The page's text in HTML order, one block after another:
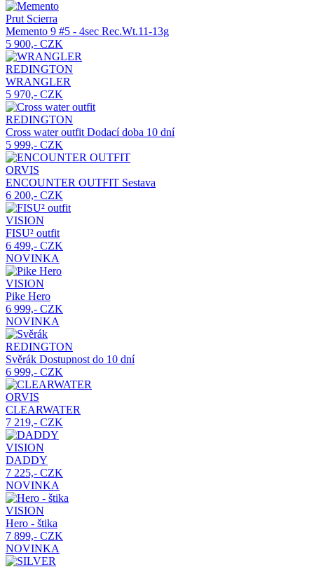
Prut Scierra
Memento 9 #5 - 4sec Rec.Wt.11-13g
5 900,- CZK
REDINGTON
WRANGLER
5 970,- CZK
REDINGTON
Cross water outfit Dodací doba 10 dní
5 999,- CZK
ORVIS
ENCOUNTER OUTFIT Sestava
6 200,- CZK
VISION
FISU² outfit
6 499,- CZK
NOVINKA
VISION
Pike Hero
6 999,- CZK
NOVINKA
REDINGTON
Svěrák Dostupnost do 10 dní
6 999,- CZK
ORVIS
CLEARWATER
7 219,- CZK
VISION
DADDY
7 225,- CZK
NOVINKA
VISION
Hero - štika
7 899,- CZK
NOVINKA